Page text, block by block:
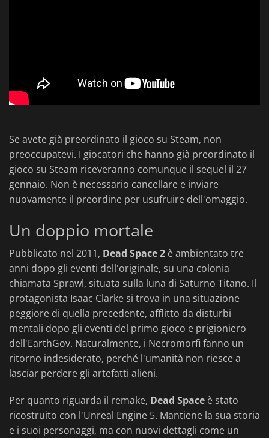
Se avete già preordinato il gioco su Steam, non
preoccupatevi. I giocatori che hanno già preordinato il
gioco su Steam riceveranno comunque il sequel il 27
gennaio. Non è necessario cancellare e inviare
nuovamente il preordine per usufruire dell'omaggio.
Un doppio mortale
Pubblicato nel 2011, Dead Space 2 è ambientato tre
anni dopo gli eventi dell'originale, su una colonia
chiamata Sprawl, situata sulla luna di Saturno Titano. Il
protagonista Isaac Clarke si trova in una situazione
peggiore di quella precedente, afflitto da disturbi
mentali dopo gli eventi del primo gioco e prigioniero
dell'EarthGov. Naturalmente, i Necromorfi fanno un
ritorno indesiderato, perché l'umanità non riesce a
lasciar perdere gli artefatti alieni.
Per quanto riguarda il remake, Dead Space è stato
ricostruito con l'Unreal Engine 5. Mantiene la sua storia
e i suoi personaggi, ma con nuovi dettagli come un